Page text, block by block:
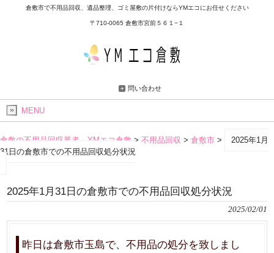
倉敷市で不用品回収、遺品整理、ゴミ屋敷の片付けならYMエコにお任せください
〒710-0065 倉敷市宮前５６１−１
問い合わせ
MENU
倉敷の不用品回収業者 YMエコ倉敷 > 不用品回収 > 倉敷市 >
2025年1月
31日の倉敷市での不用品回収処分状況
2025年1月31日の倉敷市での不用品回収処分状況
2025/02/01
昨日は倉敷市玉島で、不用品の処分を致しまし